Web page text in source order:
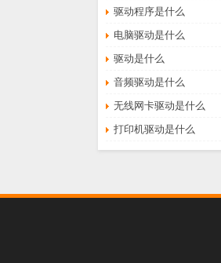
驱动程序是什么
电脑驱动是什么
驱动是什么
音频驱动是什么
无线网卡驱动是什么
打印机驱动是什么